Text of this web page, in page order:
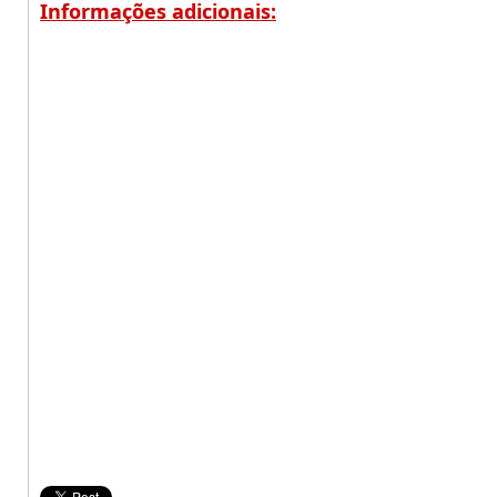
Informações adicionais: